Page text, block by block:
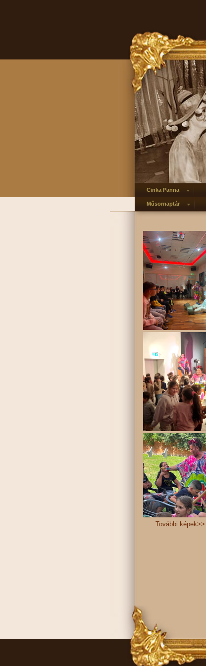
Cinka Panna
Műsornaptár
További képek>>